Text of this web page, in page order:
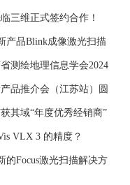
三维正式签约合作！
产品Blink成像激光扫描
测绘地理信息学会2024
品推介会（江苏站）圆
其域“年度优秀经销商”
VLX 3 的精度？
的Focus激光扫描解决方